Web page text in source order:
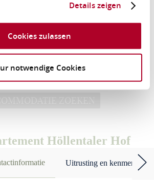
Details zeigen
Cookies zulassen
notwendige Cookies
ZOEKEN
Höllentaler Hof
Uitrusting en kenmerken